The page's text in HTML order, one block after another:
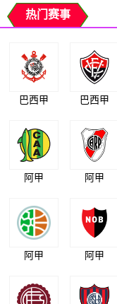
热门赛事
巴西甲 巴西甲
阿甲 阿甲
阿甲 阿甲